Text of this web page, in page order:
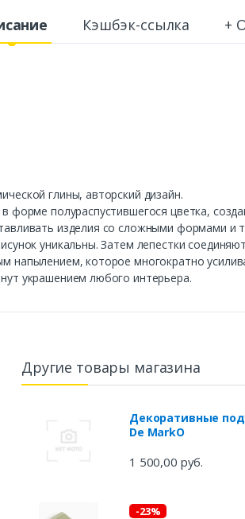
Кэшбэк-ссылка +
глины, авторский дизайн.
форме полураспустившегося цветка,
изделия со сложными формами и
уникальны. Затем лепестки
напылением, которое многократно
украшением любого интерьера.
Другие товары магазина
Декоративные
De MarkO
1 500,00 руб.
-23%